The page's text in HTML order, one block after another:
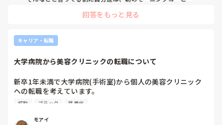
他の病院で看護部長してたかたは、さぞ暇なんでしょうね！
回答をもっと見る
キャリア・転職
大学病院から美容クリニックの転職について
新卒1年未満で大学病院(手術室)から個人の美容クリニック
への転職を考えています。
いので皆さんに判断していただきたいです。
超勤 ブラック 残業代
モアイ